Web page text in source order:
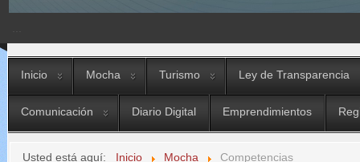
Inicio Mocha Turismo Ley de Transparencia
Comunicación Diario Digital Emprendimientos
Usted está aquí: Inicio Mocha Competencias